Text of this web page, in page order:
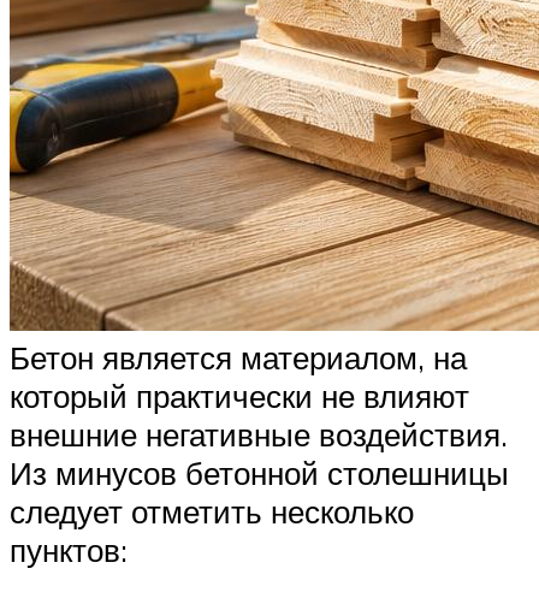
Бетон является материалом, на
который практически не влияют
внешние негативные воздействия.
Из минусов бетонной столешницы
следует отметить несколько
пунктов: